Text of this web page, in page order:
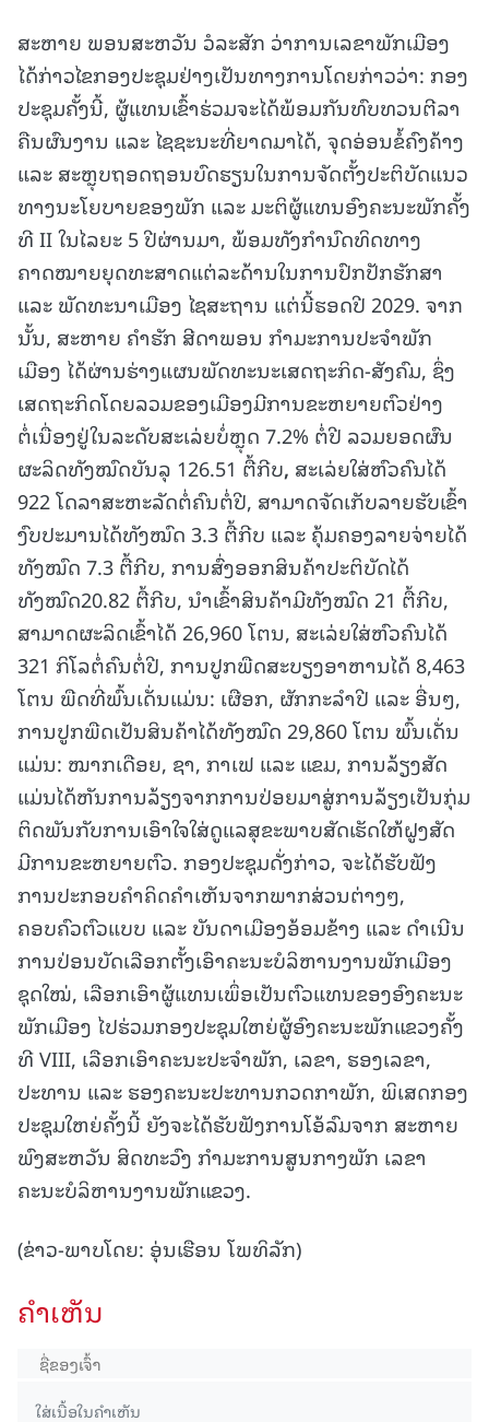
ສະຫາຍ ພອນສະຫວັນ ວໍລະສັກ ວ່າການເລຂາພັກເມືອງ
ໄດ້ກ່າວໄຂກອງປະຊຸມຢ່າງເປັນທາງການໂດຍກ່າວວ່າ: ກອງ
ປະຊຸມຄັ້ງນີ້, ຜູ້ແທນເຂົ້າຮ່ວມຈະໄດ້ພ້ອມກັນທົບທວນຕີລາ
ຄືນຜົນງານ ແລະ ໄຊຊະນະທີ່ຍາດມາໄດ້, ຈຸດອ່ອນຂໍ້ຄົງຄ້າງ
ແລະ ສະຫຼຸບຖອດຖອນບົດຮຽນໃນການຈັດຕັ້ງປະຕິບັດແນວ
ທາງນະໂຍບາຍຂອງພັກ ແລະ ມະຕິຜູ້ແທນອົງຄະນະພັກຄັ້ງ
ທີ II ໃນໄລຍະ 5 ປີຜ່ານມາ, ພ້ອມທັງກໍານົດທິດທາງ
ຄາດໝາຍຍຸດທະສາດແຕ່ລະດ້ານໃນການປົກປັກຮັກສາ
ແລະ ພັດທະນາເມືອງ ໄຊສະຖານ ແຕ່ນີ້ຮອດປີ 2029. ຈາກ
ນັ້ນ, ສະຫາຍ ຄໍາຮັກ ສີດາພອນ ກໍາມະການປະຈໍາພັກ
ເມືອງ ໄດ້ຜ່ານຮ່າງແຜນພັດທະນະເສດຖະກິດ-ສັງຄົມ, ຊຶ່ງ
ເສດຖະກິດໂດຍລວມຂອງເມືອງມີການຂະຫຍາຍຕົວຢ່າງ
ຕໍ່ເນື່ອງຢູ່ໃນລະດັບສະເລ່ຍບໍ່ຫຼຸດ 7.2% ຕໍ່ປີ ລວມຍອດຜົນ
ຜະລິດທັງໝົດບັນລຸ 126.51 ຕື້ກີບ, ສະເລ່ຍໃສ່ຫົວຄົນໄດ້
922 ໂດລາສະຫະລັດຕໍ່ຄົນຕໍ່ປີ, ສາມາດຈັດເກັບລາຍຮັບເຂົ້າ
ງົບປະມານໄດ້ທັງໝົດ 3.3 ຕື້ກີບ ແລະ ຄຸ້ມຄອງລາຍຈ່າຍໄດ້
ທັງໝົດ 7.3 ຕື້ກີບ, ການສົ່ງອອກສິນຄ້າປະຕິບັດໄດ້
ທັງໝົດ20.82 ຕື້ກີບ, ນຳເຂົ້າສິນຄ້າມີທັງໝົດ 21 ຕື້ກີບ,
ສາມາດຜະລິດເຂົ້າໄດ້ 26,960 ໂຕນ, ສະເລ່ຍໃສ່ຫົວຄົນໄດ້
321 ກິໂລຕໍ່ຄົນຕໍ່ປີ, ການປູກພືດສະບຽງອາຫານໄດ້ 8,463
ໂຕນ ພືດທີ່ພົ້ນເດັ່ນແມ່ນ: ເຜືອກ, ຜັກກະລໍາປີ ແລະ ອື່ນໆ,
ການປູກພືດເປັນສິນຄ້າໄດ້ທັງໝົດ 29,860 ໂຕນ ພົ້ນເດັ່ນ
ແມ່ນ: ໝາກເດືອຍ, ຊາ, ກາເຟ ແລະ ແຂມ, ການລ້ຽງສັດ
ແມ່ນໄດ້ຫັນການລ້ຽງຈາກການປ່ອຍມາສູ່ການລ້ຽງເປັນກຸ່ມ
ຕິດພັນກັບການເອົາໃຈໃສ່ດູແລສຸຂະພາບສັດເຮັດໃຫ້ຝູງສັດ
ມີການຂະຫຍາຍຕົວ. ກອງປະຊຸມດັ່ງກ່າວ, ຈະໄດ້ຮັບຟັງ
ການປະກອບຄຳຄິດຄຳເຫັນຈາກພາກສ່ວນຕ່າງໆ,
ຄອບຄົວຕົວແບບ ແລະ ບັນດາເມືອງອ້ອມຂ້າງ ແລະ ດຳເນີນ
ການປ່ອນບັດເລືອກຕັ້ງເອົາຄະນະບໍລິຫານງານພັກເມືອງ
ຊຸດໃໝ່, ເລືອກເອົາຜູ້ແທນເພຶ່ອເປັນຕົວແທນຂອງອົງຄະນະ
ພັກເມືອງ ໄປຮ່ວມກອງປະຊຸມໃຫຍ່ຜູ້ອົງຄະນະພັກແຂວງຄັ້ງ
ທີ VIII, ເລືອກເອົາຄະນະປະຈໍາພັກ, ເລຂາ, ຮອງເລຂາ,
ປະທານ ແລະ ຮອງຄະນະປະທານກວດກາພັກ, ພິເສດກອງ
ປະຊຸມໃຫຍ່ຄັ້ງນີ້ ຍັງຈະໄດ້ຮັບຟັງການໂອ້ລົມຈາກ ສະຫາຍ
ພົງສະຫວັນ ສິດທະວົງ ກຳມະການສູນກາງພັກ ເລຂາ
ຄະນະບໍລິຫານງານພັກແຂວງ.
(ຂ່າວ-ພາບໂດຍ: ອຸ່ນເຮືອນ ໂພທິລັກ)
ຄໍາເຫັນ